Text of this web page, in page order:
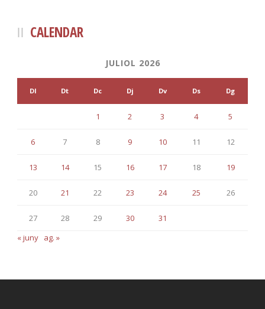
CALENDAR
JULIOL 2026
Dl Dt Dc Dj Dv Ds Dg
1 2 3 4 5
6 7 8 9 10 11 12
13 14 15 16 17 18 19
20 21 22 23 24 25 26
27 28 29 30
31
« juny ag. »